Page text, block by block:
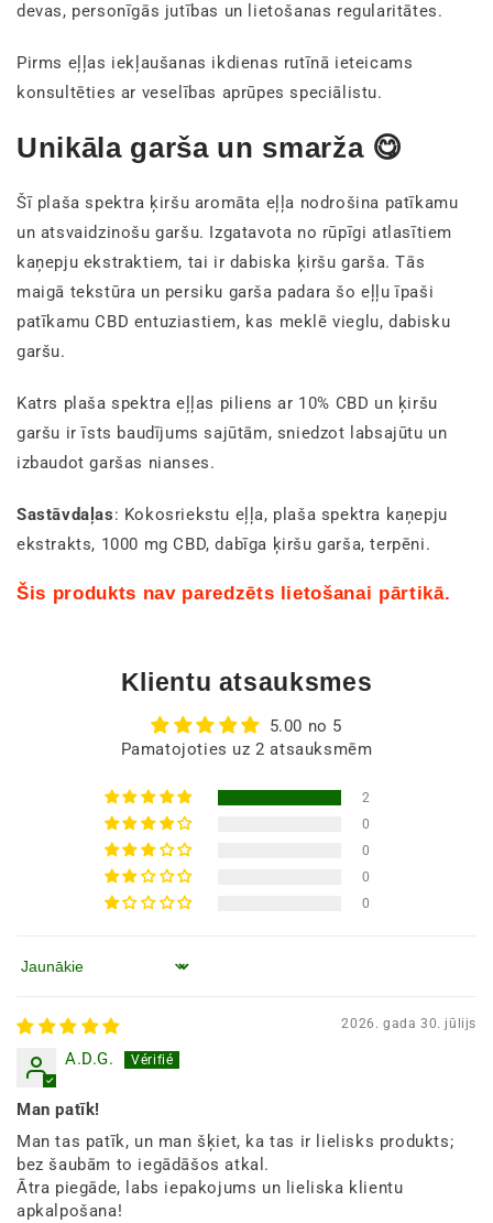
devas, personīgās jutības un lietošanas regularitātes.
Pirms eļļas iekļaušanas ikdienas rutīnā ieteicams
konsultēties ar veselības aprūpes speciālistu.
Unikāla garša un smarža 😋
Šī plaša spektra ķiršu aromāta eļļa nodrošina patīkamu
un atsvaidzinošu garšu. Izgatavota no rūpīgi atlasītiem
kaņepju ekstraktiem, tai ir dabiska ķiršu garša. Tās
maigā tekstūra un persiku garša padara šo eļļu īpaši
patīkamu CBD entuziastiem, kas meklē vieglu, dabisku
garšu.
Katrs plaša spektra eļļas piliens ar 10% CBD un ķiršu
garšu ir īsts baudījums sajūtām, sniedzot labsajūtu un
izbaudot garšas nianses.
Sastāvdaļas: Kokosriekstu eļļa, plaša spektra kaņepju
ekstrakts, 1000 mg CBD, dabīga ķiršu garša, terpēni.
Šis produkts nav paredzēts lietošanai pārtikā.
Klientu atsauksmes
5.00 no 5
Pamatojoties uz 2 atsauksmēm
2
0
0
0
0
Kārtot pēc
2026. gada 30. jūlijs
A.D.G.
Man patīk!
Man tas patīk, un man šķiet, ka tas ir lielisks produkts;
bez šaubām to iegādāšos atkal.
Ātra piegāde, labs iepakojums un lieliska klientu
apkalpošana!